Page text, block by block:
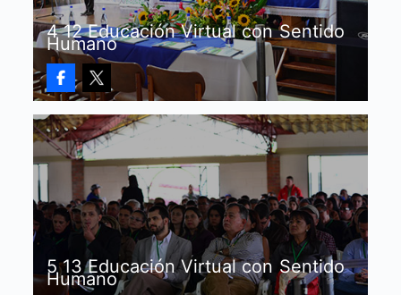
4 12 Educación Virtual con Sentido
Humano
5 13 Educación Virtual con Sentido
Humano